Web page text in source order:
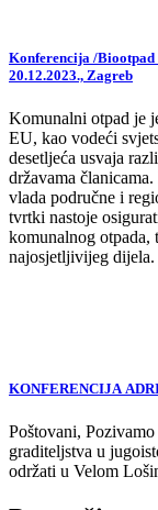
Konferencija /Biootpad
20.12.2023., Zagreb
Komunalni otpad je
EU, kao vodeći
desetljeća usvaja
državama
vlada područne i
tvrtki nastoje
komunalnog otpada,
najosjetljivijeg dijela.
KONFERENCIJA
Poštovani,
graditeljstva u
održati u Velom